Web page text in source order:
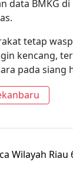
data BMKG
tetap
kencang,
pada siang
Wilayah Riau